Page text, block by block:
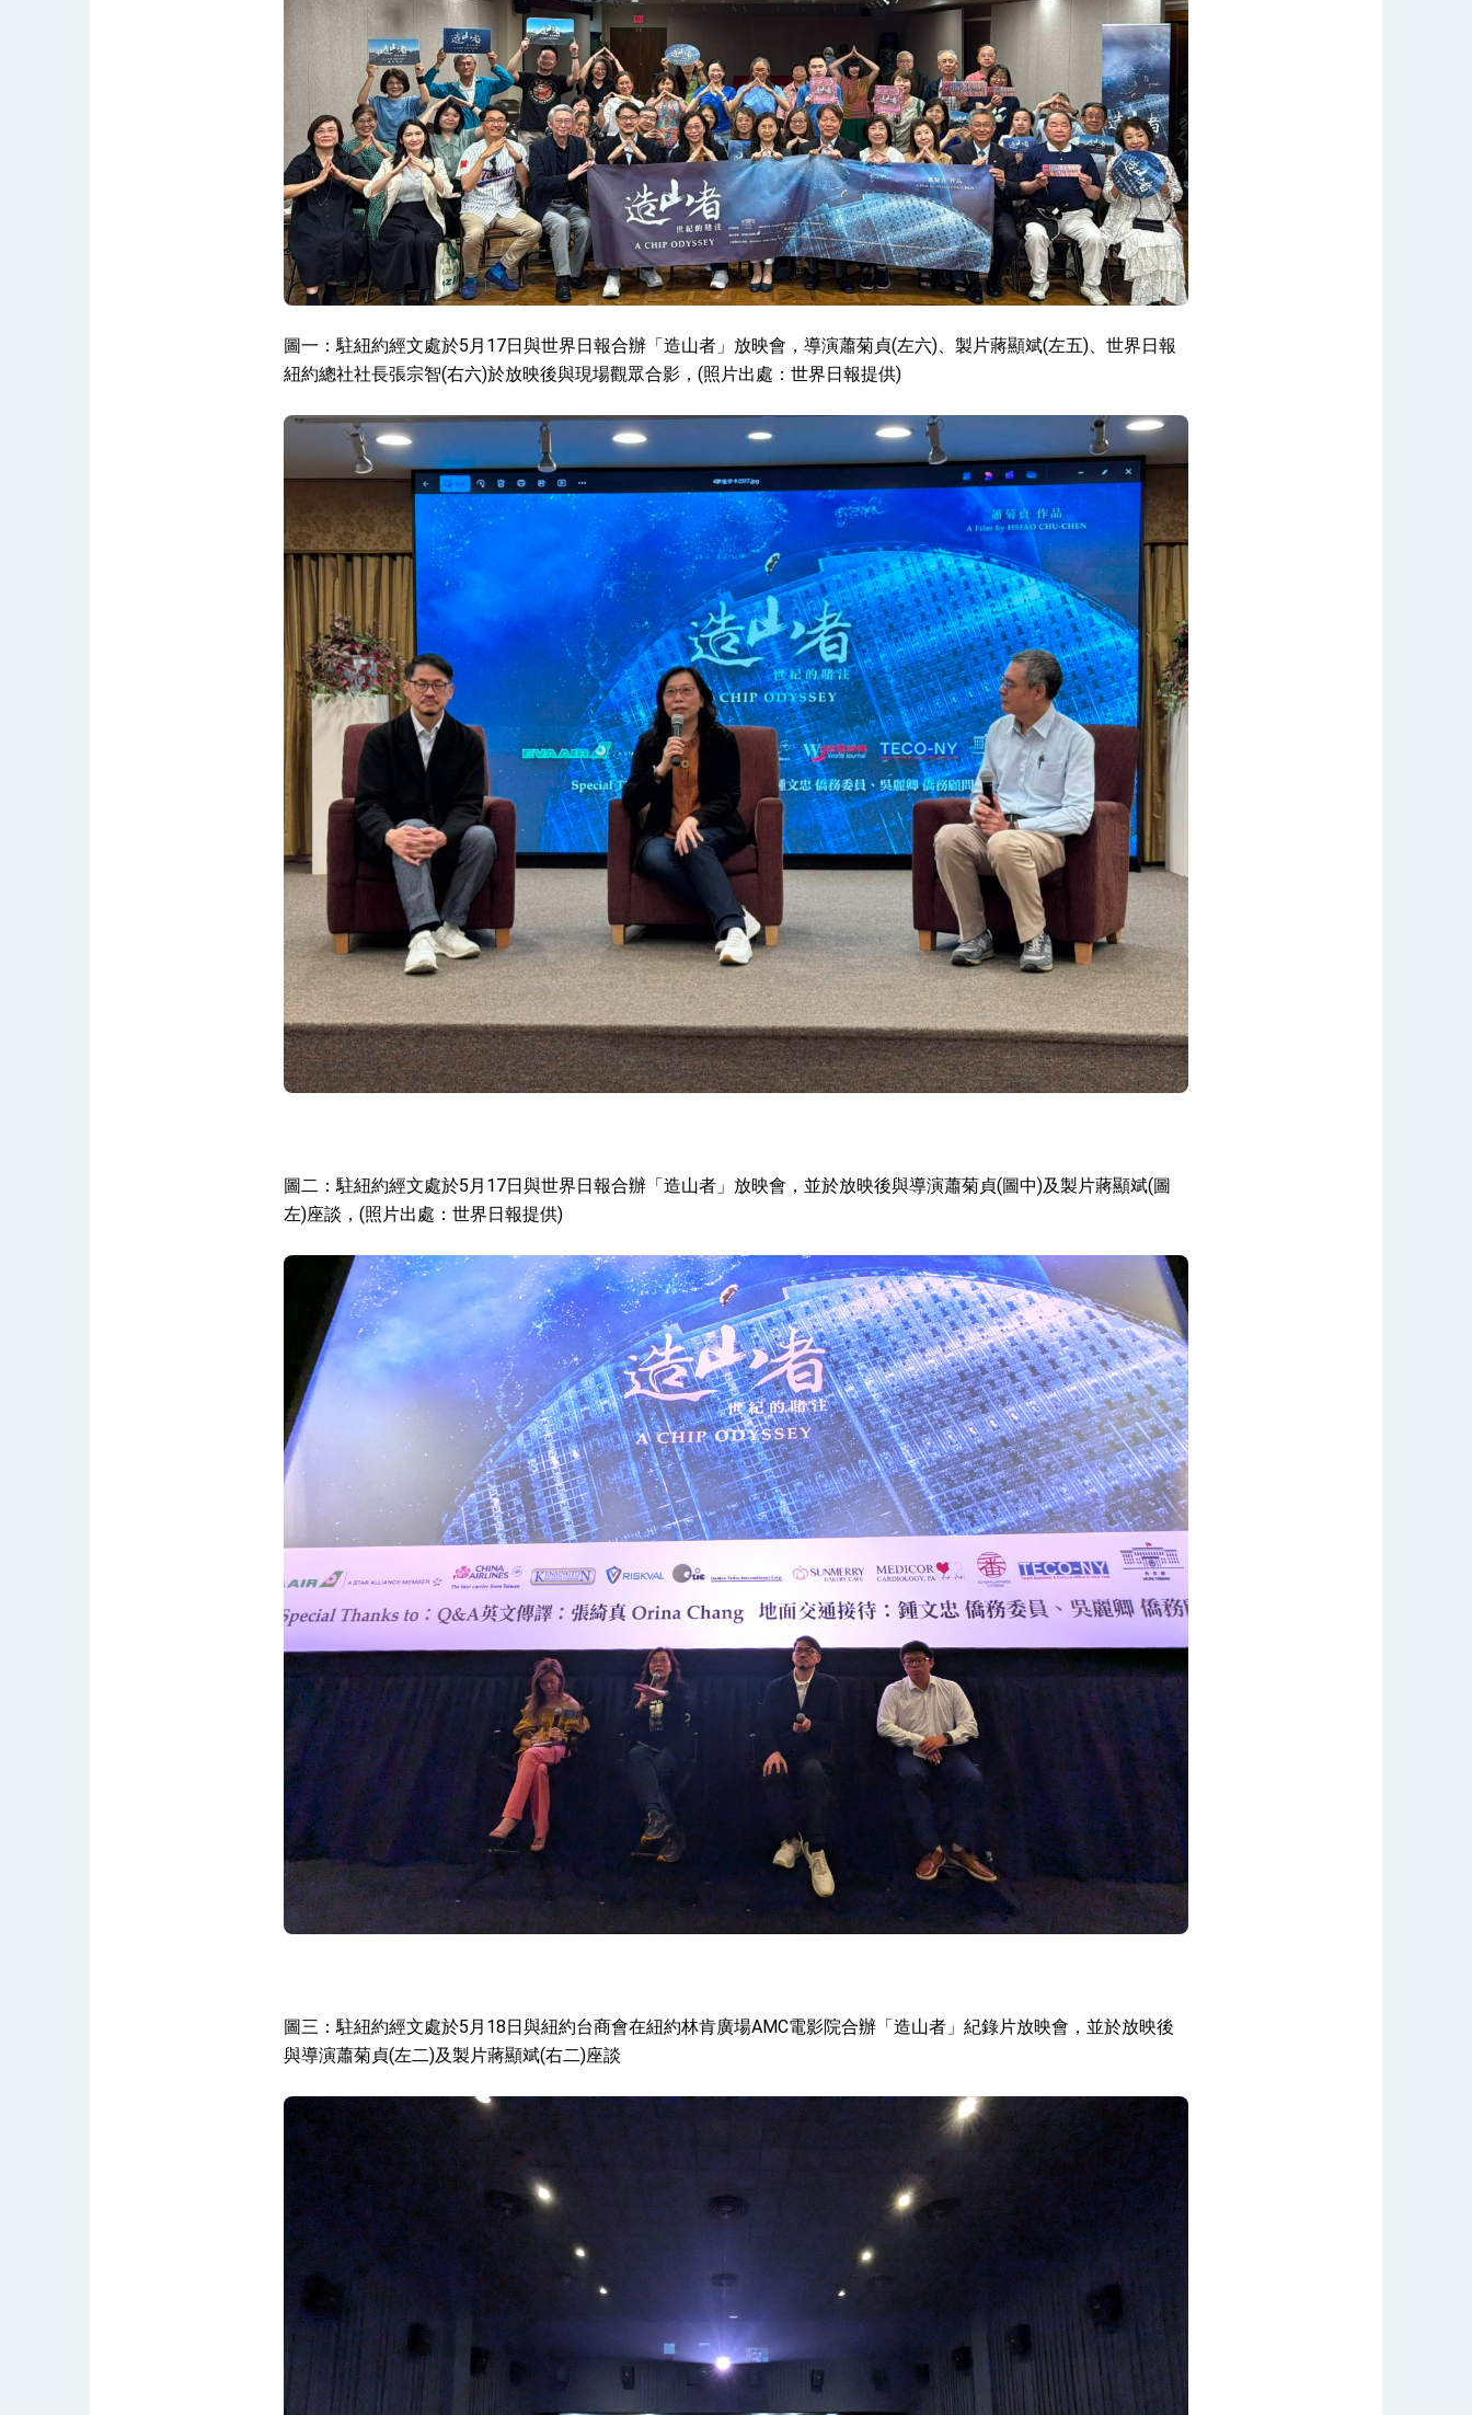
圖一：駐紐約經文處於5月17日與世界日報合辦「造山者」放映會，導演蕭菊貞(左六)、製片蔣顯斌(左五)、世界日報
紐約總社社長張宗智(右六)於放映後與現場觀眾合影，(照片出處：世界日報提供)
圖二：駐紐約經文處於5月17日與世界日報合辦「造山者」放映會，並於放映後與導演蕭菊貞(圖中)及製片蔣顯斌(圖
左)座談，(照片出處：世界日報提供)
圖三：駐紐約經文處於5月18日與紐約台商會在紐約林肯廣場AMC電影院合辦「造山者」紀錄片放映會，並於放映後
與導演蕭菊貞(左二)及製片蔣顯斌(右二)座談